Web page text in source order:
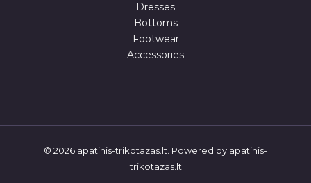
Dresses
Bottoms
Footwear
Accessories
© 2026 apatinis-trikotazas.lt. Powered by apatinis-
trikotazas.lt